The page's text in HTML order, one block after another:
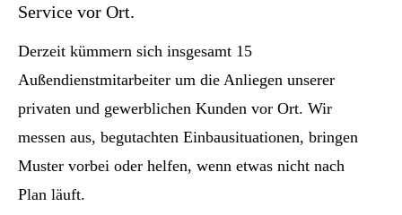
Service vor Ort.
Derzeit kümmern sich insgesamt 15
Außendienstmitarbeiter um die Anliegen unserer
privaten und gewerblichen Kunden vor Ort. Wir
messen aus, begutachten Einbausituationen, bringen
Muster vorbei oder helfen, wenn etwas nicht nach
Plan läuft.